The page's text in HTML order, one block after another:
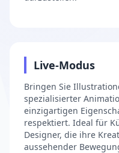
Live-Modus
Bringen Sie
spezialisierter
einzigartigen
respektiert. Ideal für
Designer, die ihre
aussehender